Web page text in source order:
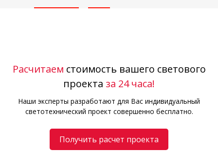
Расчитаем стоимость вашего светового
проекта за 24 часа!
Наши эксперты разработают для Вас индивидуальный
светотехнический проект совершенно бесплатно.
Получить расчет проекта